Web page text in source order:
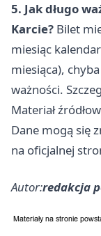
5. Jak długo
Karcie? Bilet
miesiąc
miesiąca),
ważności.
Materiał
Dane mogą się
na oficjalnej
Autor:redakcja